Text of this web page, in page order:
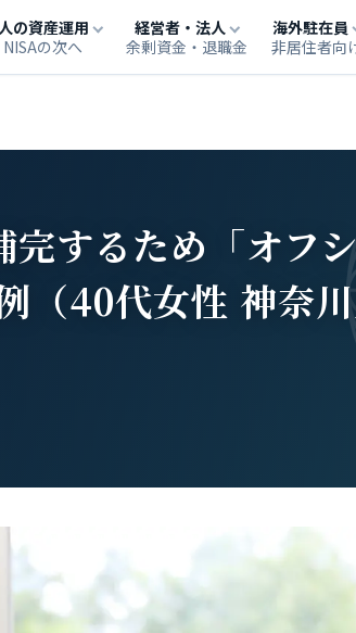
の資産運用
NISAの次へ
経営者・法人
余剰資金・退職金
海外駐在員
非居住者向
完するため「オフ
（40代女性 神奈